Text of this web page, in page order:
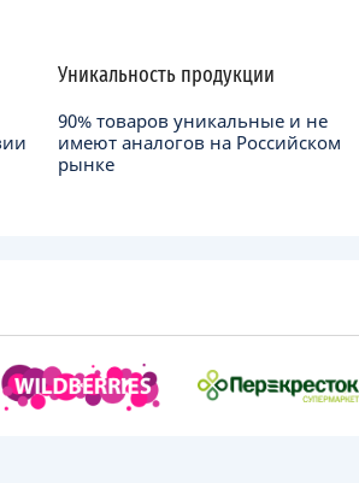
Уникальность продукции
90% товаров уникальные и не
имеют аналогов на Российском
рынке